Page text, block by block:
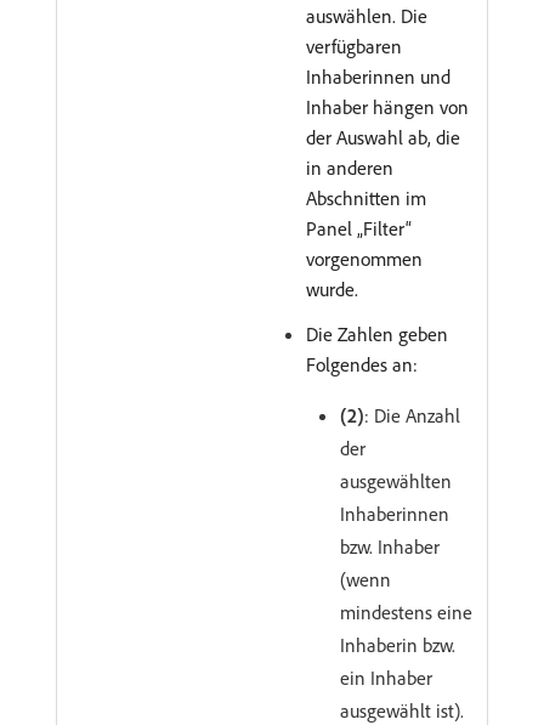
auswählen. Die
verfügbaren
Inhaberinnen und
Inhaber hängen von
der Auswahl ab, die
in anderen
Abschnitten im
Panel „Filter“
vorgenommen
wurde.
Die Zahlen geben
Folgendes an:
(2): Die Anzahl
der
ausgewählten
Inhaberinnen
bzw. Inhaber
(wenn
mindestens eine
Inhaberin bzw.
ein Inhaber
ausgewählt ist).